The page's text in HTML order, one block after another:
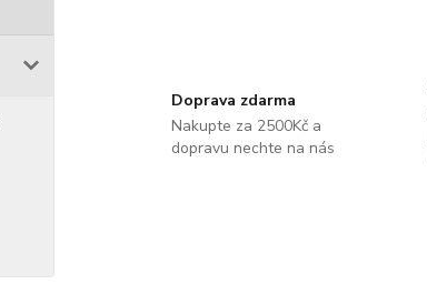
Doprava zdarma
Nakupte za 2500Kč a
dopravu nechte na nás